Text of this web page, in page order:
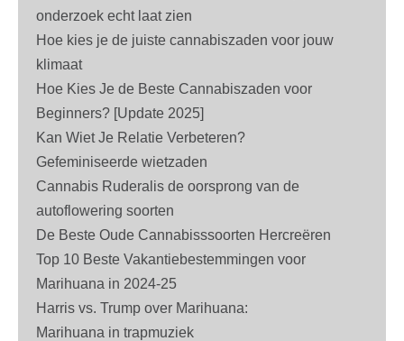
onderzoek echt laat zien
Hoe kies je de juiste cannabiszaden voor jouw
klimaat
Hoe Kies Je de Beste Cannabiszaden voor
Beginners? [Update 2025]
Kan Wiet Je Relatie Verbeteren?
Gefeminiseerde wietzaden
Cannabis Ruderalis de oorsprong van de
autoflowering soorten
De Beste Oude Cannabisssoorten Hercreëren
Top 10 Beste Vakantiebestemmingen voor
Marihuana in 2024-25
Harris vs. Trump over Marihuana:
Marihuana in trapmuziek